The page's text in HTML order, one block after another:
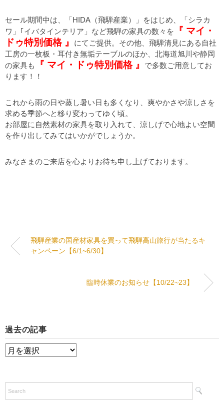
セール期間中は、「HIDA（飛騨産業）」をはじめ、「シラカ
ワ」｢イバタインテリア」など飛騨の家具の数々を
『 マイ・
ドゥ特別価格 』
にてご提供。その他、飛騨清見にある自社
工房の一枚板・耳付き無垢テーブルのほか、北海道旭川や静岡
の家具も
『 マイ・ドゥ特別価格 』
で多数ご用意してお
ります！！
これから雨の日や蒸し暑い日も多くなり、爽やかさや涼しさを
求める季節へと移り変わってゆく頃。
お部屋に自然素材の家具を取り入れて、涼しげで心地よい空間
を作り出してみてはいかがでしょうか。
みなさまのご来店を心よりお待ち申し上げております。
飛騨産業の国産材家具を買って飛騨高山旅行が当たるキ
ャンペーン【6/1~6/30】
臨時休業のお知らせ【10/22~23】
過去の記事
過
記